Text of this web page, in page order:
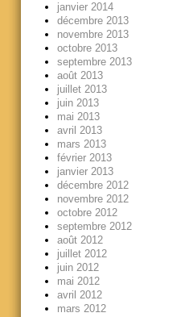
janvier 2014
décembre 2013
novembre 2013
octobre 2013
septembre 2013
août 2013
juillet 2013
juin 2013
mai 2013
avril 2013
mars 2013
février 2013
janvier 2013
décembre 2012
novembre 2012
octobre 2012
septembre 2012
août 2012
juillet 2012
juin 2012
mai 2012
avril 2012
mars 2012